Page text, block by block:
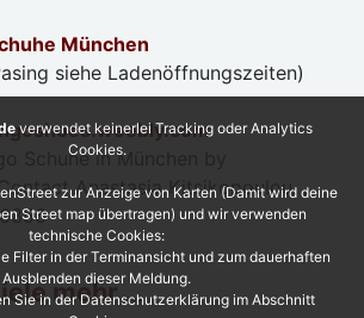
München
siehe Ladenöffnungszeiten)
Schuhe in München by
Anastasia Kitsikopoulou, ,
mehr …
verwendet keinerlei Tracking oder Analytics
Cookies.
zur Anzeige von Karten (Damit wird deine
Street map übertragen) und wir verwenden
technische Cookies:
Filter in der Terminansicht und zum dauerhaften
Ausblenden dieser Meldung.
Sie in der Datenschutzerklärung im Abschnitt